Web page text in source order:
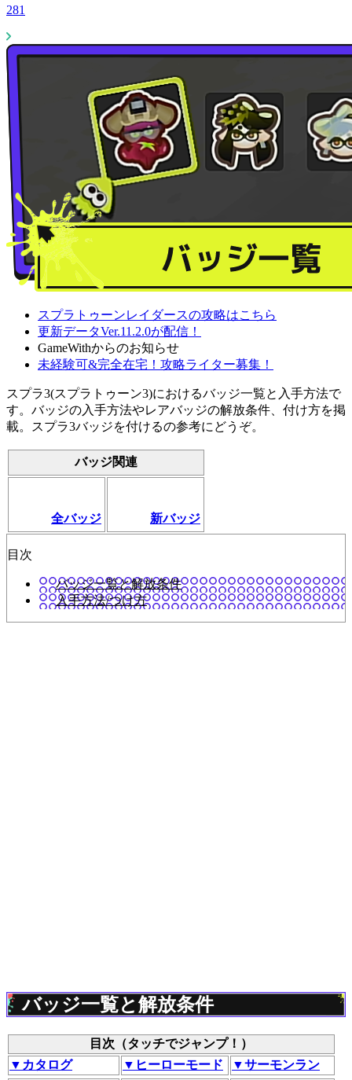
281
スプラトゥーンレイダースの攻略はこちら
更新データVer.11.2.0が配信！
GameWithからのお知らせ
未経験可&完全在宅！攻略ライター募集！
スプラ3(スプラトゥーン3)におけるバッジ一覧と入手方法で
す。バッジの入手方法やレアバッジの解放条件、付け方を掲
載。スプラ3バッジを付けるの参考にどうぞ。
バッジ関連
全バッジ 新バッジ
目次
バッジ一覧と解放条件
入手方法/つけ方
バッジ一覧と解放条件
目次（タッチでジャンプ！）
▼カタログ
▼ヒーローモード ▼サーモンラン